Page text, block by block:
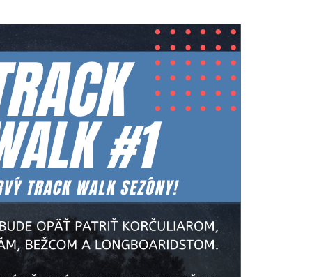
KALENDÁR
SK
EN
MAPA STRÁNKY
E-SHOP A VSTUPENKY
PRE FIRMY
PODUJATIA 2026
KONTAKTY